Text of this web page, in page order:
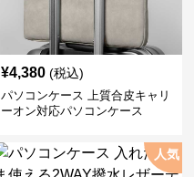
¥4,380 (税込)
パソコンケース 上質合皮キャリ
ーオン対応パソコンケース
人気